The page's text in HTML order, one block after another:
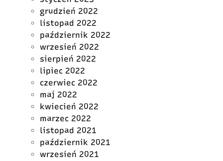
grudzień 2022
listopad 2022
październik 2022
wrzesień 2022
sierpień 2022
lipiec 2022
czerwiec 2022
maj 2022
kwiecień 2022
marzec 2022
listopad 2021
październik 2021
wrzesień 2021